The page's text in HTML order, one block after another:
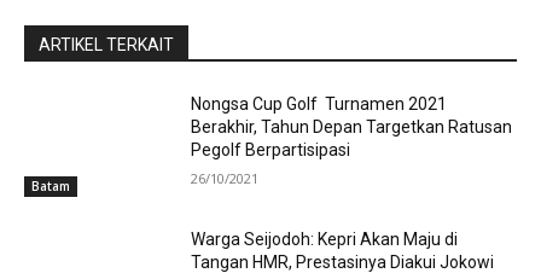
ARTIKEL TERKAIT
Batam
Nongsa Cup Golf Turnamen 2021
Berakhir, Tahun Depan Targetkan Ratusan
Pegolf Berpartisipasi
26/10/2021
Warga Seijodoh: Kepri Akan Maju di
Tangan HMR, Prestasinya Diakui Jokowi